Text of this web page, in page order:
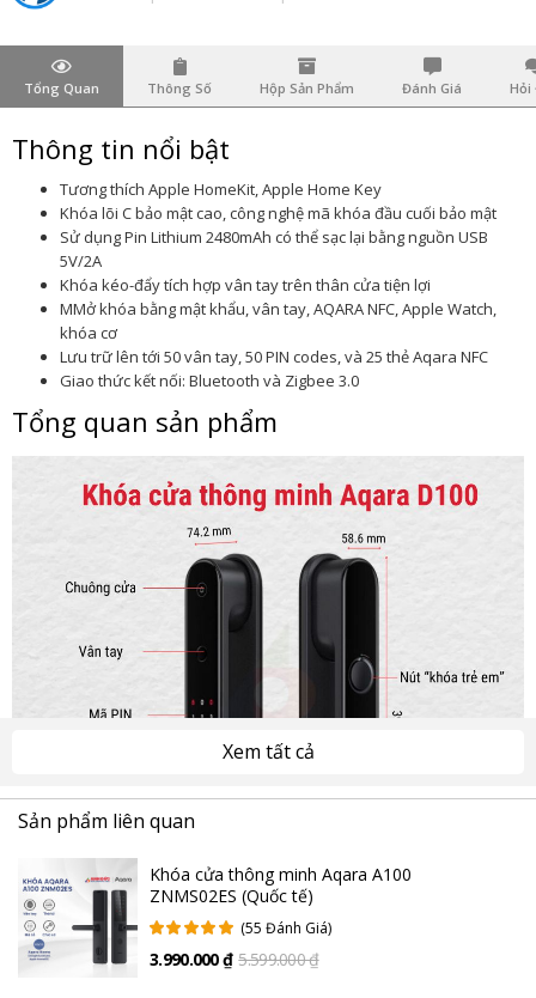
Tổng Quan Thông Số Hộp Sản Phẩm Đánh Giá Hỏi
Thông tin nổi bật
Tương thích Apple HomeKit, Apple Home Key
Khóa lõi C bảo mật cao, công nghệ mã khóa đầu cuối bảo mật
Sử dụng Pin Lithium 2480mAh có thể sạc lại bằng nguồn USB
5V/2A
Khóa kéo-đẩy tích hợp vân tay trên thân cửa tiện lợi
MMở khóa bằng mật khẩu, vân tay, AQARA NFC, Apple Watch,
khóa cơ
Lưu trữ lên tới 50 vân tay, 50 PIN codes, và 25 thẻ Aqara NFC
Giao thức kết nối: Bluetooth và Zigbee 3.0
Tổng quan sản phẩm
Xem tất cả
Sản phẩm liên quan
Khóa cửa thông minh Aqara A100
ZNMS02ES (Quốc tế)
(55 Đánh Giá)
3.990.000 ₫ 5.599.000 ₫